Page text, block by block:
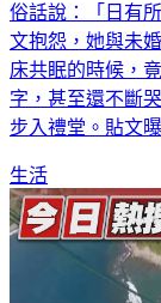
俗話說：「日有
文抱怨，她與未
床共眠的時候，
字，甚至還不斷
步入禮堂。貼文
生活